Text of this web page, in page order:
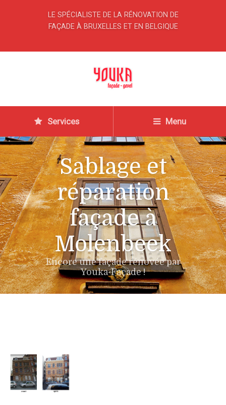
LE SPÉCIALISTE DE LA RÉNOVATION DE
FAÇADE À BRUXELLES ET EN BELGIQUE
Services Menu
Sablage et
réparation
façade à
Molenbeek
Encore une façade rénovée par
Youka-Façade !